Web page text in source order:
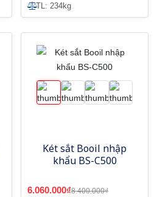
TL: 234kg
Két sắt Booil nhập
khẩu BS-C500
6.060.000₫8.400.000₫